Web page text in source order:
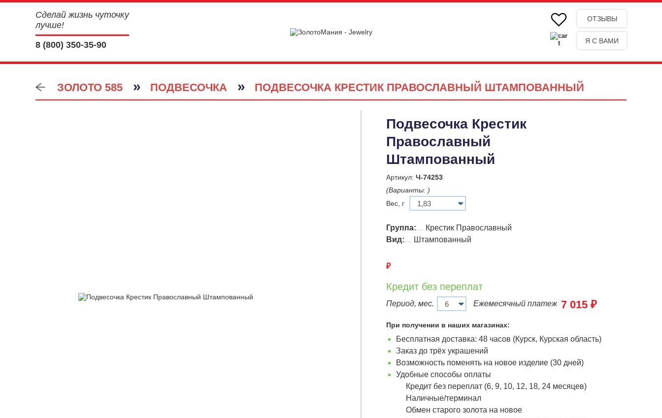
Сделай жизнь чуточку
лучше!
8 (800) 350-35-90
ОТЗЫВЫ
Я С ВАМИ
ЗОЛОТО 585 » ПОДВЕСОЧКА » ПОДВЕСОЧКА КРЕСТИК ПРАВОСЛАВНЫЙ ШТАМПОВАННЫЙ
Подвесочка Крестик
Православный
Штампованный
Артикул: Ч-74253
(Варианты: )
Вес, г
Группа:
Крестик Православный
Вид:
Штампованный
₽
Кредит без переплат
Период, мес. Ежемесячный платеж 7 015 ₽
При получении в наших магазинах:
Бесплатная доставка: 48 часов (Курск, Курская область)
Заказ до трёх украшений
Возможность поменять на новое изделие (30 дней)
Удобные способы оплаты
Кредит без переплат (6, 9, 10, 12, 18, 24 месяцев)
Наличные/терминал
Обмен старого золота на новое